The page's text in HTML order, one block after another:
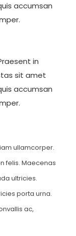
accumsan
in
sit amet
accumsan
ullamcorper.
felis. Maecenas
ultricies.
porta urna.
ac,